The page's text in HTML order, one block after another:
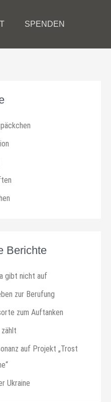
SPENDEN
Berichte
gibt nicht auf
zur Berufung
zum Auftanken
auf Projekt „Trost
Ukraine